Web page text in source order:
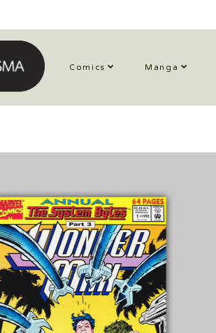
Comics Manga